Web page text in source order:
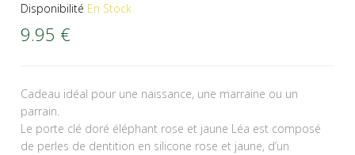
Disponibilité En Stock
9.95 €
Cadeau idéal pour une naissance, une marraine ou un
parrain.
Le porte clé doré éléphant rose et jaune Léa est composé
de perles de dentition en silicone rose et jaune, d’un